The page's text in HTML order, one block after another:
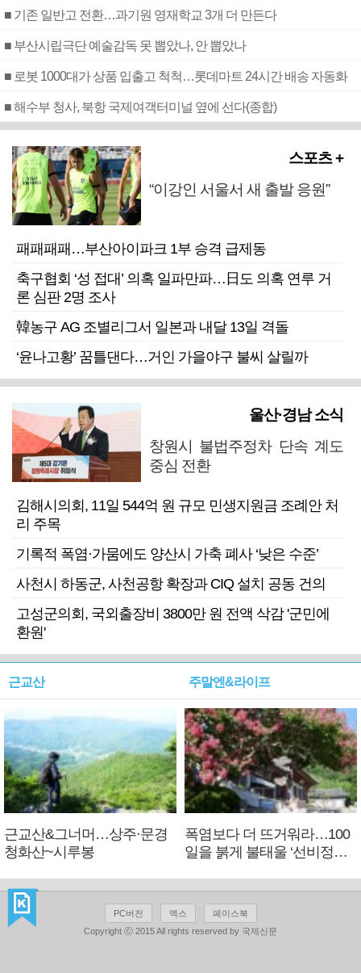
■ 기존 일반고 전환…과기원 영재학교 3개 더 만든다
■ 부산시립극단 예술감독 못 뽑았나, 안 뽑았나
■ 로봇 1000대가 상품 입출고 척척…롯데마트 24시간 배송 자동화
■ 해수부 청사, 북항 국제여객터미널 옆에 선다(종합)
스포츠 +
“이강인 서울서 새 출발 응원”
패패패패…부산아이파크 1부 승격 급제동
축구협회 ‘성 접대’ 의혹 일파만파…日도 의혹 연루 거
론 심판 2명 조사
韓농구 AG 조별리그서 일본과 내달 13일 격돌
‘윤나고황’ 꿈틀댄다…거인 가을야구 불씨 살릴까
울산·경남 소식
창원시 불법주정차 단속 계도
중심 전환
김해시의회, 11일 544억 원 규모 민생지원금 조례안 처
리 주목
기록적 폭염·가뭄에도 양산시 가축 폐사 ‘낮은 수준’
사천시 하동군, 사천공항 확장과 CIQ 설치 공동 건의
고성군의회, 국외출장비 3800만 원 전액 삭감 '군민에
환원'
근교산
근교산&그너머…상주·문경
청화산~시루봉
주말엔&라이프
폭염보다 더 뜨거워라…100
일을 붉게 불태울 ‘선비정신’
PC버전 엑스
페이스북
Copyright ⓒ 2015 All rights reserved by 국제신문